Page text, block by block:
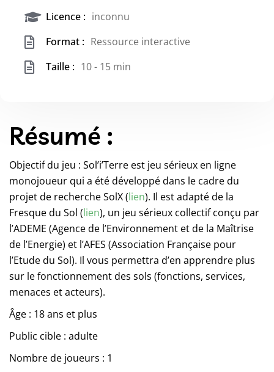
Licence : inconnu
Format : Ressource interactive
Taille : 10 - 15 min
Résumé :
Objectif du jeu : Sol’i’Terre est jeu sérieux en ligne
monojoueur qui a été développé dans le cadre du
projet de recherche SolX (lien). Il est adapté de la
Fresque du Sol (lien), un jeu sérieux collectif conçu par
l’ADEME (Agence de l’Environnement et de la Maîtrise
de l’Energie) et l’AFES (Association Française pour
l’Etude du Sol). Il vous permettra d’en apprendre plus
sur le fonctionnement des sols (fonctions, services,
menaces et acteurs).
Âge : 18 ans et plus
Public cible : adulte
Nombre de joueurs : 1